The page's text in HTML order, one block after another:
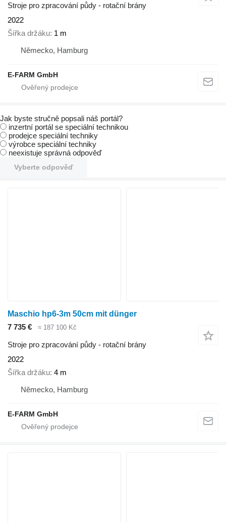
Stroje pro zpracování půdy - rotační brány
2022
Šířka držáku 1 m
Německo, Hamburg
E-FARM GmbH
Jak byste stručně popsali náš portál?
inzertní portál se speciální technikou
prodejce speciální techniky
výrobce speciální techniky
neexistuje správná odpověď
Vyberte odpověď
Maschio hp6-3m 50cm mit dünger
7 735 €
≈ 187 100 Kč
Stroje pro zpracování půdy - rotační brány
2022
Šířka držáku 4 m
Německo, Hamburg
E-FARM GmbH